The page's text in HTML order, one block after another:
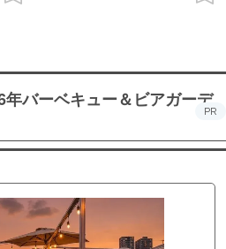
バーベキュー＆ビアガーデ
PR